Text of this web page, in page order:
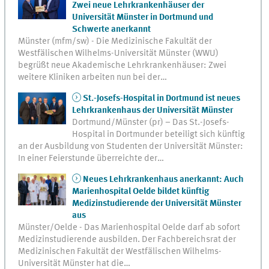
Zwei neue Lehrkrankenhäuser der
Universität Münster in Dortmund und
Schwerte anerkannt
Münster (mfm/sw) - Die Medizinische Fakultät der
Westfälischen Wilhelms-Universität Münster (WWU)
begrüßt neue Akademische Lehrkrankenhäuser: Zwei
weitere Kliniken arbeiten nun bei der…
St.-Josefs-Hospital in Dortmund ist neues
Lehrkrankenhaus der Universität Münster
Dortmund/Münster (pr) – Das St.-Josefs-
Hospital in Dortmunder beteiligt sich künftig
an der Ausbildung von Studenten der Universität Münster:
In einer Feierstunde überreichte der…
Neues Lehrkrankenhaus anerkannt: Auch
Marienhospital Oelde bildet künftig
Medizinstudierende der Universität Münster
aus
Münster/Oelde - Das Marienhospital Oelde darf ab sofort
Medizinstudierende ausbilden. Der Fachbereichsrat der
Medizinischen Fakultät der Westfälischen Wilhelms-
Universität Münster hat die…